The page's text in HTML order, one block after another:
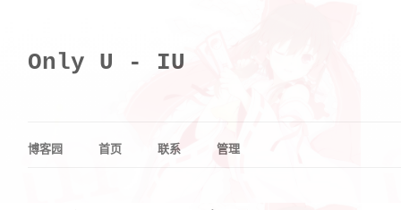
Only U - IU
博客园 首页 联系 管理